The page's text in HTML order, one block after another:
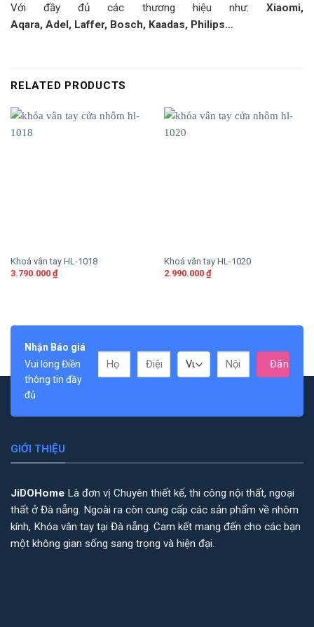
Với đầy đủ các thương hiệu như: Xiaomi,
Aqara, Adel, Laffer, Bosch, Kaadas, Philips…
RELATED PRODUCTS
Khoá vân tay HL-1018
3.790.000 ₫
Khoá vân tay HL-1020
2.990.000 ₫
Nhận Báo giá
Vui lòng Điền
thông tin đầy
đủ
GIỚI THIỆU
JiDOHome Là đơn vị Chuyên thiết kế, thi công nội thất, ngoại
thất ở Đà nẵng. Ngoài ra còn cung cấp các sản phẩm về nhôm
kính, Khóa vân tay tại Đà nẵng. Cam kết mang đến cho các bạn
một không gian sống sang trọng và hiện đại.